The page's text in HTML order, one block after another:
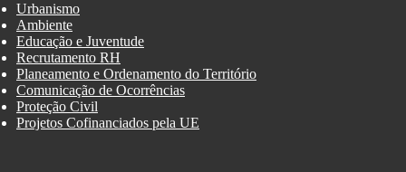
Urbanismo
Ambiente
Educação e Juventude
Recrutamento RH
Planeamento e Ordenamento do Território
Comunicação de Ocorrências
Proteção Civil
Projetos Cofinanciados pela UE